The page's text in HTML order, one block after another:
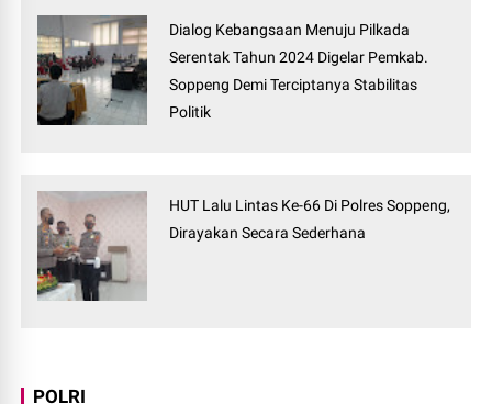
Dialog Kebangsaan Menuju Pilkada
Serentak Tahun 2024 Digelar Pemkab.
Soppeng Demi Terciptanya Stabilitas
Politik
HUT Lalu Lintas Ke-66 Di Polres Soppeng,
Dirayakan Secara Sederhana
POLRI